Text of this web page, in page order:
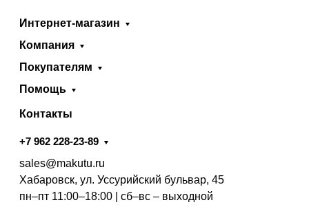
Интернет-магазин
Компания
Покупателям
Помощь
Контакты
+7 962 228-23-89
sales@makutu.ru
Хабаровск, ул. Уссурийский бульвар, 45
пн–пт 11:00–18:00 | сб–вс – выходной